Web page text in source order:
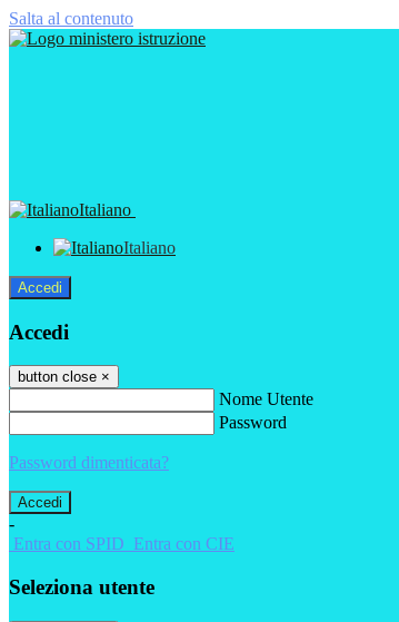
Salta al contenuto
Italiano
Italiano
Accedi
Accedi
button close ×
Nome Utente
Password
Password dimenticata?
-
Entra con SPID Entra con CIE
Seleziona utente